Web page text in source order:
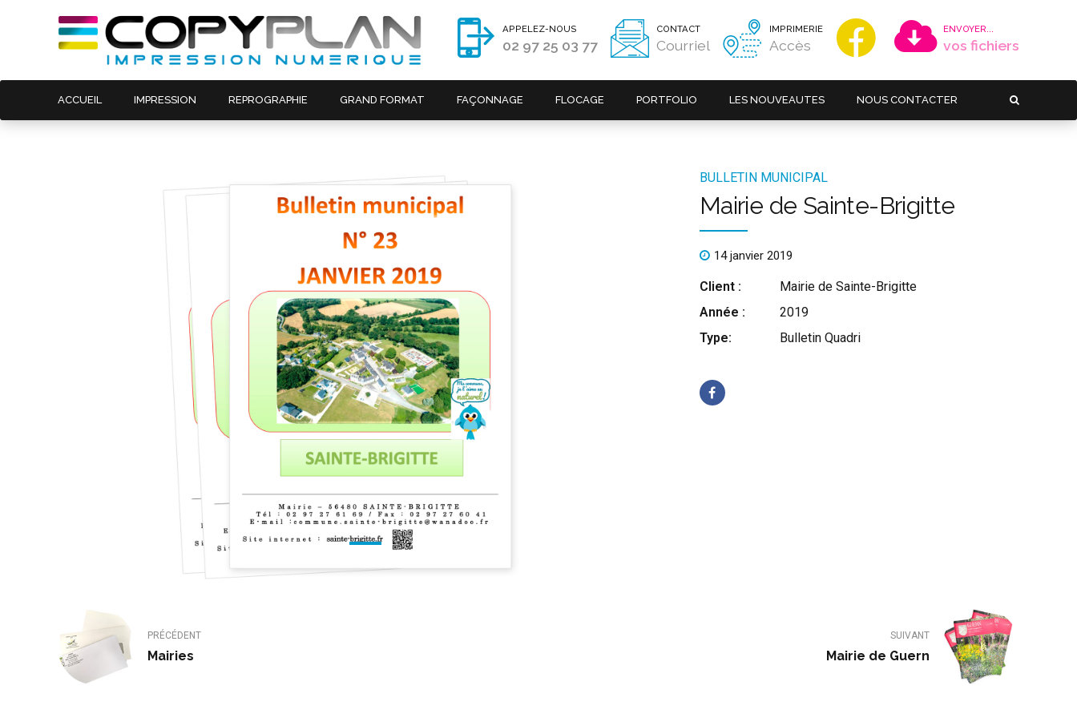
ENVOYER...
vos fichiers
IMPRIMERIE
Accès
CONTACT
Courriel
APPELEZ-NOUS
02 97 25 03 77
ACCUEIL IMPRESSION REPROGRAPHIE GRAND FORMAT FAÇONNAGE FLOCAGE PORTFOLIO LES NOUVEAUTES NOUS CONTACTER
BULLETIN MUNICIPAL
Mairie de Sainte-Brigitte
14 janvier 2019
Client :
Mairie de Sainte-Brigitte
Année :
2019
Type:
Bulletin Quadri
PRÉCÉDENT
Mairies
SUIVANT
Mairie de Guern